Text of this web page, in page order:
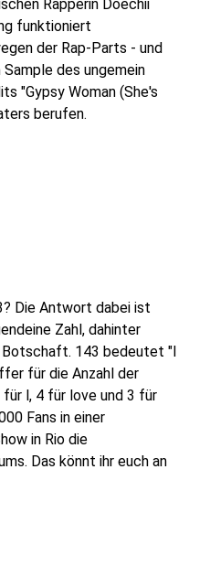
Rapperin Doechii
funktioniert
der Rap-Parts - und
des ungemein
"Gypsy Woman (She's
berufen.
Die Antwort dabei ist
Zahl, dahinter
143 bedeutet "I
für die Anzahl der
l, 4 für love und 3 für
Fans in einer
in Rio die
Das könnt ihr euch an